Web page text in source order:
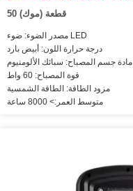
50 قطعة (موك)
مصدر الضوء: ضوء LED
درجة حرارة اللون: أبيض بارد
مادة جسم المصباح: سبائك الألومنيوم
قوة المصباح: 60 واط
مزود الطاقة: الطاقة الشمسية
متوسط العمر:> 8000 ساعة